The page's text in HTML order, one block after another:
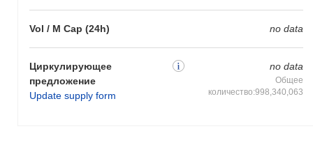
Vol / M Cap (24h) no data
Циркулирующее
предложение
Update supply form
no data
Общее
количество:998,340,063